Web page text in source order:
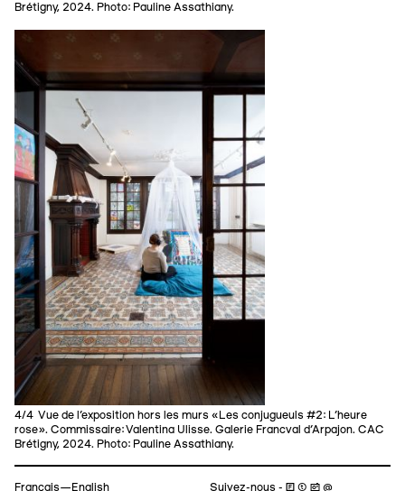
Brétigny, 2024. Photo: Pauline Assathiany.
4/4 Vue de l’exposition hors les murs «Les conjugueuls #2: L’heure
rose». Commissaire: Valentina Ulisse. Galerie Francval d’Arpajon. CAC
Brétigny, 2024. Photo: Pauline Assathiany.
Navigation
Français— English Suivez-nous - 🄵 ⓣ 📷 @